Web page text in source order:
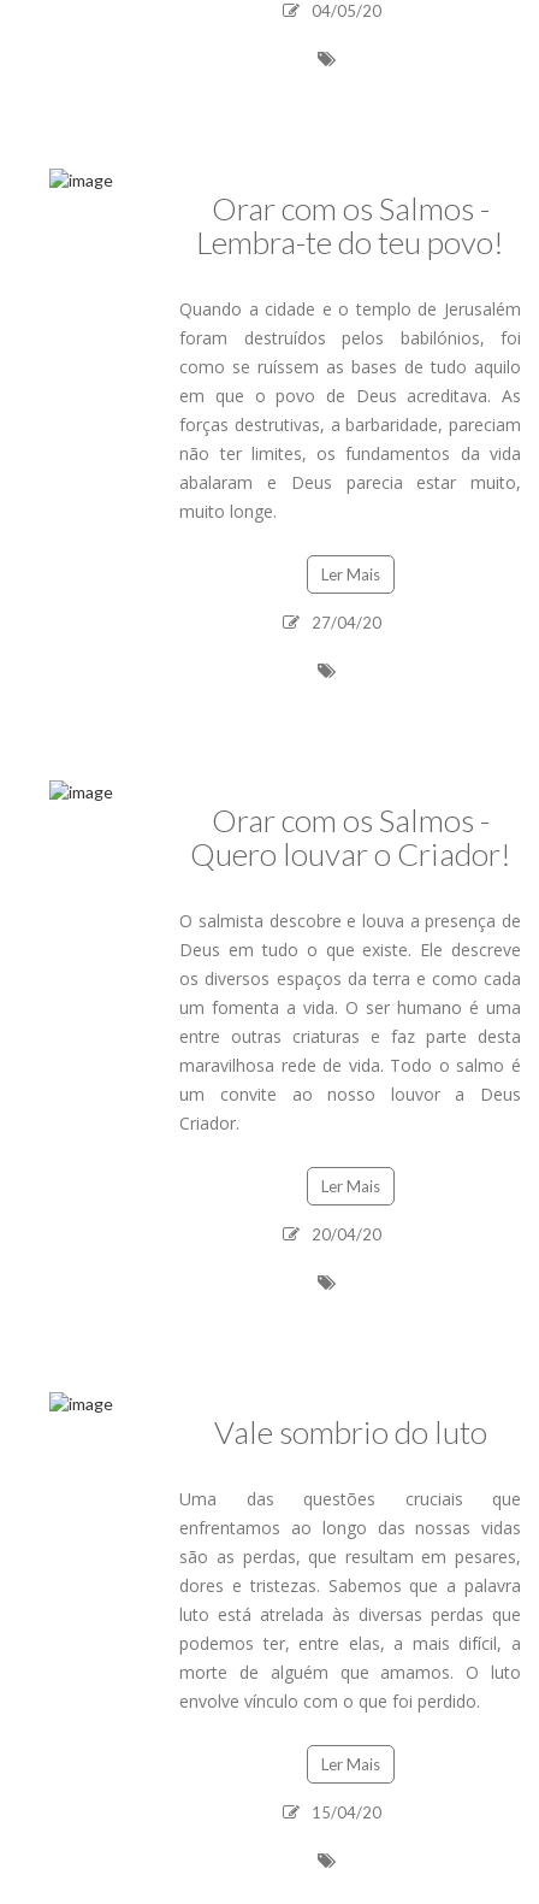
04/05/20
Orar com os Salmos -
Lembra-te do teu povo!
Quando a cidade e o templo de Jerusalém
foram destruídos pelos babilónios, foi
como se ruíssem as bases de tudo aquilo
em que o povo de Deus acreditava. As
forças destrutivas, a barbaridade, pareciam
não ter limites, os fundamentos da vida
abalaram e Deus parecia estar muito,
muito longe.
Ler Mais
27/04/20
Orar com os Salmos -
Quero louvar o Criador!
O salmista descobre e louva a presença de
Deus em tudo o que existe. Ele descreve
os diversos espaços da terra e como cada
um fomenta a vida. O ser humano é uma
entre outras criaturas e faz parte desta
maravilhosa rede de vida. Todo o salmo é
um convite ao nosso louvor a Deus
Criador.
Ler Mais
20/04/20
Vale sombrio do luto
Uma das questões cruciais que
enfrentamos ao longo das nossas vidas
são as perdas, que resultam em pesares,
dores e tristezas. Sabemos que a palavra
luto está atrelada às diversas perdas que
podemos ter, entre elas, a mais difícil, a
morte de alguém que amamos. O luto
envolve vínculo com o que foi perdido.
Ler Mais
15/04/20